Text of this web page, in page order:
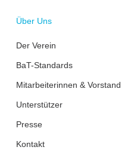
Über Uns
Der Verein
BaT-Standards
Mitarbeiterinnen & Vorstand
Unterstützer
Presse
Kontakt